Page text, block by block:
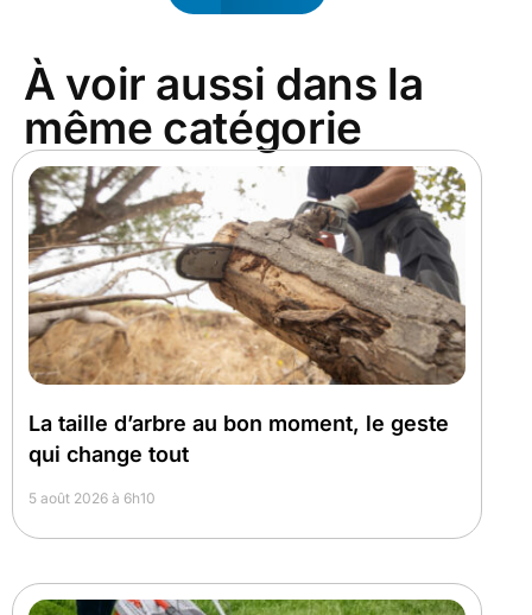
À voir aussi dans la
même catégorie
La taille d’arbre au bon moment, le geste
qui change tout
5 août 2026 à 6h10